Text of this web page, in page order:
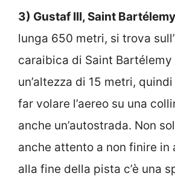
3) Gustaf III, Saint
lunga 650 metri, si trova
caraibica di Saint Bartélemy
un’altezza di 15 metri,
far volare l’aereo su una
anche un’autostrada. Non
anche attento a non finire in
alla fine della pista c’è una